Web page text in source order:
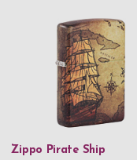
Zippo Pirate Ship